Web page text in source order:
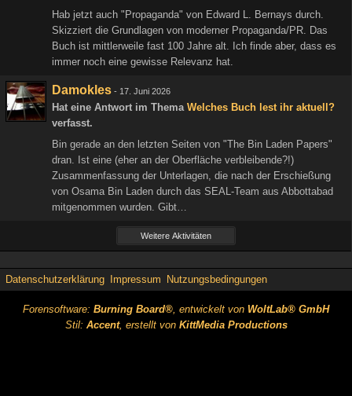
Hab jetzt auch "Propaganda" von Edward L. Bernays durch.
Skizziert die Grundlagen von moderner Propaganda/PR. Das
Buch ist mittlerweile fast 100 Jahre alt. Ich finde aber, dass es
immer noch eine gewisse Relevanz hat.
Damokles - 17. Juni 2026
Hat eine Antwort im Thema Welches Buch lest ihr aktuell?
verfasst.
Bin gerade an den letzten Seiten von "The Bin Laden Papers"
dran. Ist eine (eher an der Oberfläche verbleibende?!)
Zusammenfassung der Unterlagen, die nach der Erschießung
von Osama Bin Laden durch das SEAL-Team aus Abbottabad
mitgenommen wurden. Gibt…
Weitere Aktivitäten
Datenschutzerklärung Impressum Nutzungsbedingungen
Forensoftware: Burning Board®, entwickelt von WoltLab® GmbH
Stil: Accent, erstellt von KittMedia Productions